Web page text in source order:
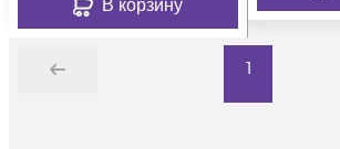
В корзину
Назад
1